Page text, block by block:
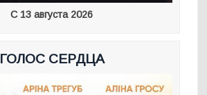
С 13 августа 2026
ГОЛОС СЕРДЦА